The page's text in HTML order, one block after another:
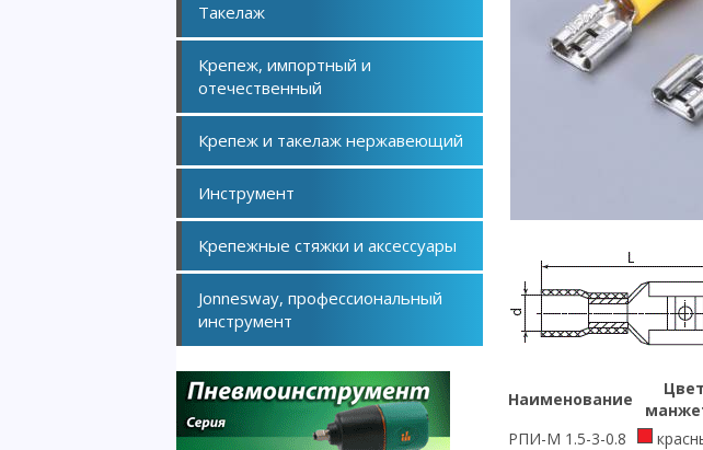
Наименование
Цвет
РПИ-М 1.5-3-0.8
Такелаж
Крепеж, импортный и
отечественный
Крепеж и такелаж нержавеющий
Инструмент
Крепежные стяжки и аксессуары
Jonnesway, профессиональный
инструмент